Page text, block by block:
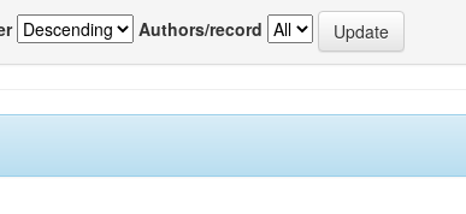
Authors/record